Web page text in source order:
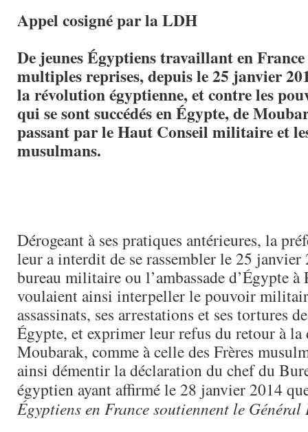
Appel cosigné par la LDH
De jeunes Égyptiens travaillant en
multiples reprises, depuis le 25 janvier
la révolution égyptienne, et contre les
qui se sont succédés en Égypte, de
passant par le Haut Conseil militaire et
musulmans.
Dérogeant à ses pratiques antérieures, la
leur a interdit de se rassembler le 25 janvier
bureau militaire ou l’ambassade d’Égypte à
voulaient ainsi interpeller le pouvoir
assassinats, ses arrestations et ses tortures
Égypte, et exprimer leur refus du retour à la
Moubarak, comme à celle des Frères
ainsi démentir la déclaration du chef du
égyptien ayant affirmé le 28 janvier 2014
Égyptiens en France soutiennent le Général